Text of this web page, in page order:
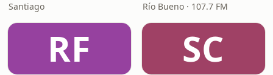
Santiago Río Bueno · 107.7 FM
RF SC